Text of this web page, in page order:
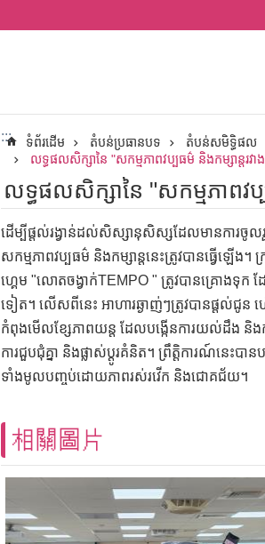
::: ទំព័រដើម តំបន់ប្រធានបទ តំបន់សមិទ្ធិផល
លទ្ធផលសិក្សានៃ "សកម្មភាពវប្បធម៌ និងកម្សាន្ត
លទ្ធផលសិក្សានៃ "សកម្មភាពវ
ដើម្បីផ្តល់រង្វាន់ដល់សិស្សានុសិស្សដែលមានការចូល
សកម្មភាពវប្បធម៌ និងកម្សាន្តនេះត្រូវបានធ្វើឡើ
ហ្គេម "លោតចង្វាក់TEMPO " ត្រូវបានគ្រោងទុក
ទៀត។ លើសពីនេះ អាហារឆ្ងាញ់ៗត្រូវបានផ្តល់ជូន
កំពុងមើលខ្សែភាពយន្ត ដែលបង្កើនការយល់ដឹង
ការជួបជុំគ្នា និងផ្លាស់ប្តូរគំនិត។ ព្រឹត្តិការណ៍នេ
ទាំងមូលបញ្ចប់ដោយភាពរស់រវើក និងជោគជ័យ។
相關圖片